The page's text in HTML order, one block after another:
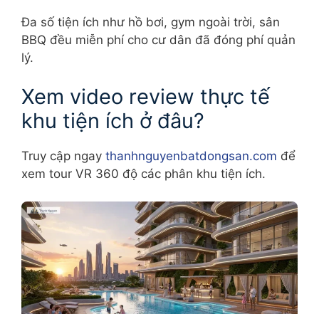
Đa số tiện ích như hồ bơi, gym ngoài trời, sân
BBQ đều miễn phí cho cư dân đã đóng phí quản
lý.
Xem video review thực tế
khu tiện ích ở đâu?
Truy cập ngay thanhnguyenbatdongsan.com để
xem tour VR 360 độ các phân khu tiện ích.